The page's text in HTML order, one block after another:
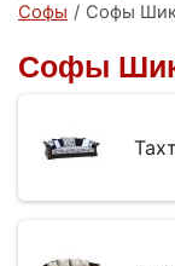
Софы / Софы
Софы